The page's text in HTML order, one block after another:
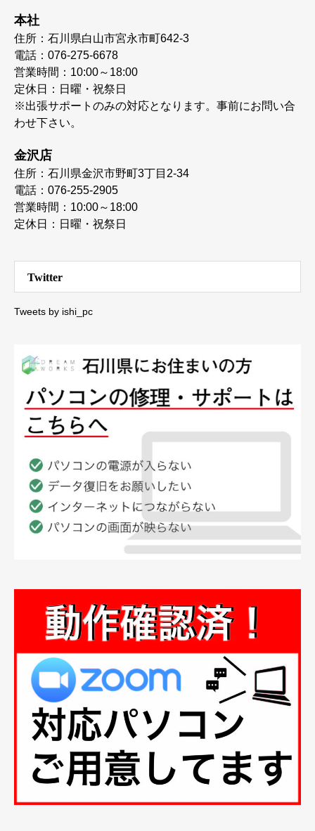
本社
住所：石川県白山市宮永市町642-3
電話：076-275-6678
営業時間：10:00～18:00
定休日：日曜・祝祭日
※出張サポートのみの対応となります。事前にお問い合
わせ下さい。
金沢店
住所：石川県金沢市野町3丁目2-34
電話：076-255-2905
営業時間：10:00～18:00
定休日：日曜・祝祭日
Twitter
Tweets by ishi_pc